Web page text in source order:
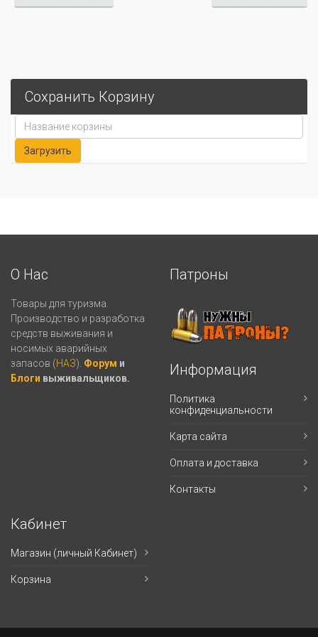
Сохранить Корзину
О Нас
Товары для туризма.
Производство и разработка
средств выживания и
носимых аварийных
запасов (НАЗ). Форум и
Блоги выживальщиков.
Патроны
Информация
Политика
конфиденциальности
Карта сайта
Оплата и доставка
Контакты
Кабинет
Магазин (личный Кабинет)
Корзина